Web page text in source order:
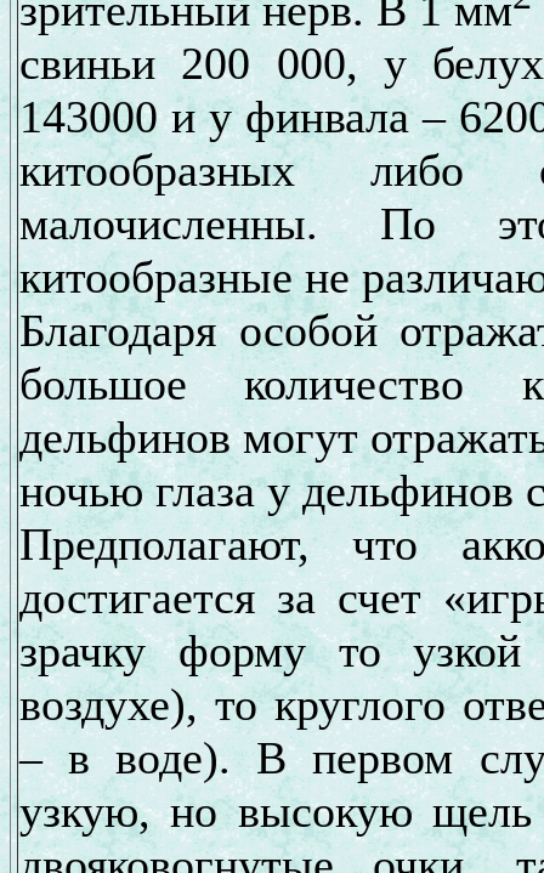
свиньи 200 000, у
143000 и у финвала –
китообразных либо
малочисленны. По
китообразные не
Благодаря особой
большое количество
дельфинов могут
ночью глаза у дельфинов
Предполагают, что
достигается за счет
зрачку форму то
воздухе), то круглого
– в воде). В первом
узкую, но высокую щель